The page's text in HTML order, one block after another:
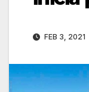
FEB 3, 2021